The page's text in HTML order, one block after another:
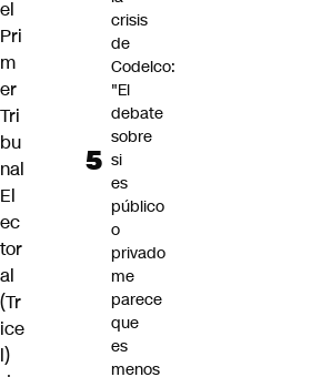
el
Pri
m
er
Tri
bu
nal
El
ec
tor
al
(Tr
ice
l)
crisis
de
Codelco:
"El
debate
sobre
si
es
público
o
privado
me
parece
que
es
menos